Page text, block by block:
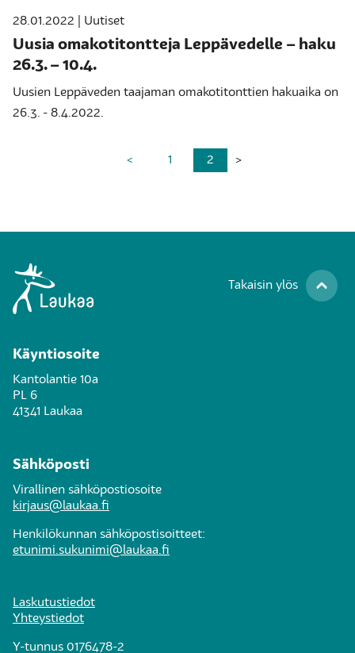
28.01.2022 | Uutiset
Uusia omakotitontteja Leppävedelle – haku
26.3. – 10.4.
Uusien Leppäveden taajaman omakotitonttien hakuaika on
26.3. - 8.4.2022.
< 1 2 >
Takaisin ylös
Käyntiosoite
Kantolantie 10a
PL 6
41341 Laukaa
Sähköposti
Virallinen sähköpostiosoite
kirjaus@laukaa.fi
Henkilökunnan sähköpostisoitteet:
etunimi.sukunimi@laukaa.fi
Laskutustiedot
Yhteystiedot
Y-tunnus 0176478-2